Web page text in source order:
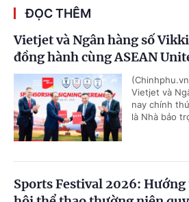
ĐỌC THÊM
Vietjet và Ngân hàng số
đồng hành cùng ASEAN
Vietjet và
nay chính
là Nhà bảo
Sports Festival 2026: